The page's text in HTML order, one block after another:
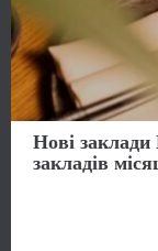
Нові
закладів